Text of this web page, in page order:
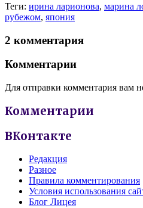
Теги: ирина ларионова, марина
рубежом, япония
2 комментария
Комментарии
Для отправки комментария вам
Комментарии
ВКонтакте
Редакция
Разное
Правила комментирования
Условия использования
Блог Лицея